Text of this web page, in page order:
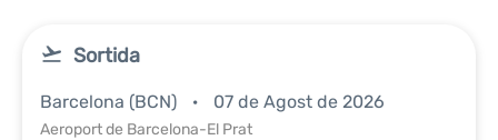
Sortida
Barcelona (BCN) 07 de Agost de 2026
Aeroport de Barcelona-El Prat